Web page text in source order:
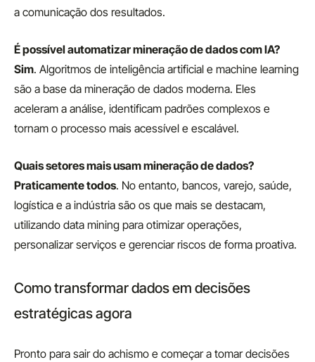
a comunicação dos resultados.
É possível automatizar mineração de dados com IA?
Sim. Algoritmos de inteligência artificial e machine learning
são a base da mineração de dados moderna. Eles
aceleram a análise, identificam padrões complexos e
tornam o processo mais acessível e escalável.
Quais setores mais usam mineração de dados?
Praticamente todos. No entanto, bancos, varejo, saúde,
logística e a indústria são os que mais se destacam,
utilizando data mining para otimizar operações,
personalizar serviços e gerenciar riscos de forma proativa.
Como transformar dados em decisões
estratégicas agora
Pronto para sair do achismo e começar a tomar decisões